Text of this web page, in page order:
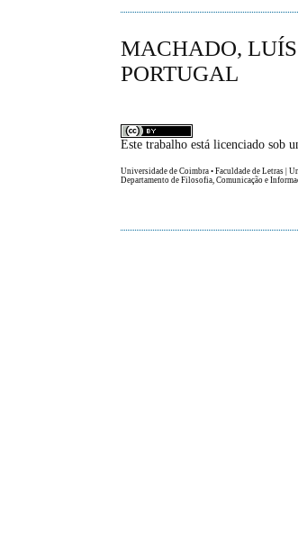
MACHADO,
PORTUGAL
Este trabalho está licenciado sob
Universidade de Coimbra • Faculdade de Letras |
Departamento de Filosofia, Comunicação e